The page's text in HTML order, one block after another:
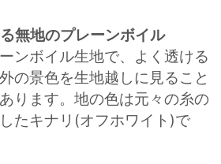
無地のプレーンボイル
ンボイル生地で、よく透ける
の景色を生地越しに見ること
ります。地の色は元々の糸の
たキナリ(オフホワイト)で